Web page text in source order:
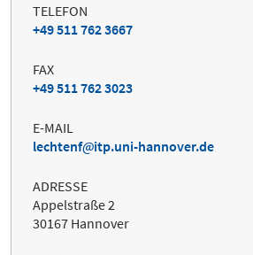
TELEFON
+49 511 762 3667
FAX
+49 511 762 3023
E-MAIL
lechtenf
itp.uni-hannover.de
ADRESSE
Appelstraße 2
30167 Hannover